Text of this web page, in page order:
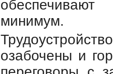
минимум.
озабочены и